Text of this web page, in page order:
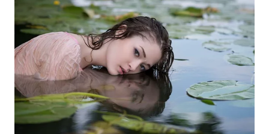
LAPAK
WAHANA
Wahana
Network
KONSUMEN
LISTRIK